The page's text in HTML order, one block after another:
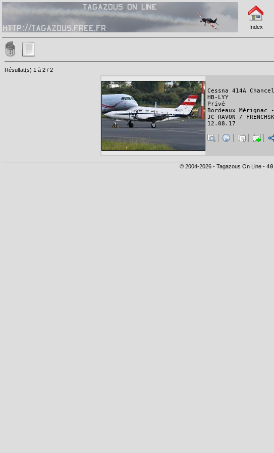
Index
Résultat(s) 1 à 2 / 2
Cessna 414A
HB-LYY
Privé
Bordeaux Mérignac -
JC RAVON /
12.08.17
© 2004-2026 - Tagazous On Line -